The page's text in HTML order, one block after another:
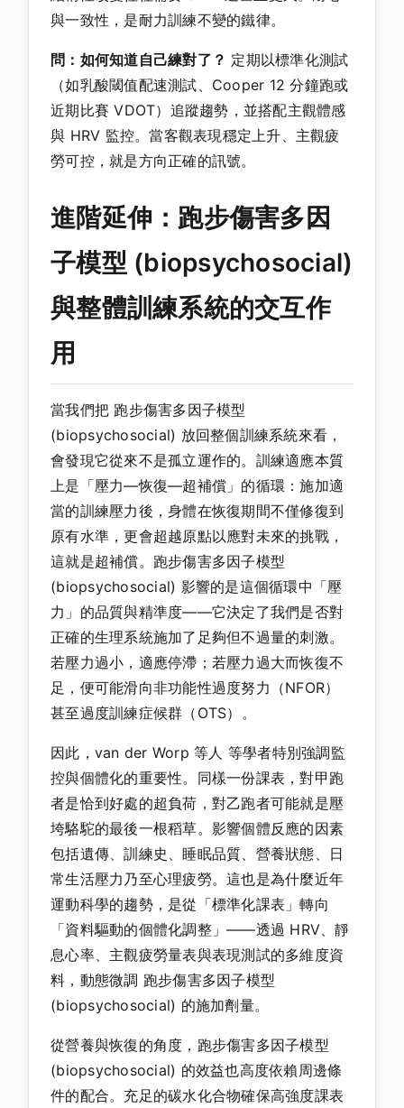
與一致性，是耐力訓練不變的鐵律。
問：如何知道自己練對了？ 定期以標準化測試
（如乳酸閾值配速測試、Cooper 12 分鐘跑或
近期比賽 VDOT）追蹤趨勢，並搭配主觀體感
與 HRV 監控。當客觀表現穩定上升、主觀疲
勞可控，就是方向正確的訊號。
進階延伸：跑步傷害多因
子模型 (biopsychosocial)
與整體訓練系統的交互作
用
當我們把 跑步傷害多因子模型
(biopsychosocial) 放回整個訓練系統來看，
會發現它從來不是孤立運作的。訓練適應本質
上是「壓力—恢復—超補償」的循環：施加適
當的訓練壓力後，身體在恢復期間不僅修復到
原有水準，更會超越原點以應對未來的挑戰，
這就是超補償。跑步傷害多因子模型
(biopsychosocial) 影響的是這個循環中「壓
力」的品質與精準度——它決定了我們是否對
正確的生理系統施加了足夠但不過量的刺激。
若壓力過小，適應停滯；若壓力過大而恢復不
足，便可能滑向非功能性過度努力（NFOR）
甚至過度訓練症候群（OTS）。
因此，van der Worp 等人 等學者特別強調監
控與個體化的重要性。同樣一份課表，對甲跑
者是恰到好處的超負荷，對乙跑者可能就是壓
垮駱駝的最後一根稻草。影響個體反應的因素
包括遺傳、訓練史、睡眠品質、營養狀態、日
常生活壓力乃至心理疲勞。這也是為什麼近年
運動科學的趨勢，是從「標準化課表」轉向
「資料驅動的個體化調整」——透過 HRV、靜
息心率、主觀疲勞量表與表現測試的多維度資
料，動態微調 跑步傷害多因子模型
(biopsychosocial) 的施加劑量。
從營養與恢復的角度，跑步傷害多因子模型
(biopsychosocial) 的效益也高度依賴周邊條
件的配合。充足的碳水化合物確保高強度課表